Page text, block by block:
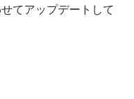
てアップデートして